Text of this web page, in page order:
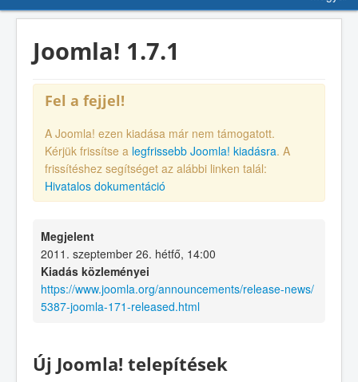
Joomla! 1.7.1
Fel a fejjel!
A Joomla! ezen kiadása már nem támogatott.
Kérjük frissítse a legfrissebb Joomla! kiadásra. A
frissítéshez segítséget az alábbi linken talál:
Hivatalos dokumentáció
Megjelent
2011. szeptember 26. hétfő, 14:00
Kiadás közleményei
https://www.joomla.org/announcements/release-news/
5387-joomla-171-released.html
Új Joomla! telepítések